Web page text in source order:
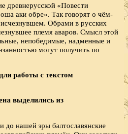
древнерусской «Повести
аки обре». Так говорят о чём-
Обрами в русских
племя аваров. Смысл этой
непобедимые, надменные и
могут получить по
работы с текстом
выделились из
до нашей эры балтославянские